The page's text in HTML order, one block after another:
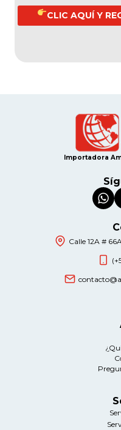
CLIC AQUÍ Y
Importadora
Calle 12A #